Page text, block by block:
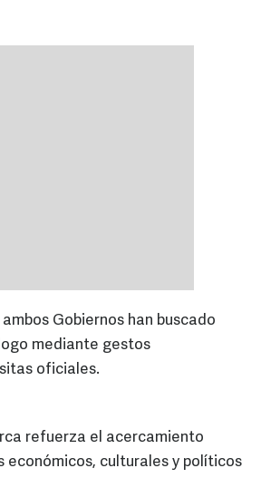
Gobiernos han buscado
mediante gestos
oficiales.
refuerza el acercamiento
económicos, culturales y políticos